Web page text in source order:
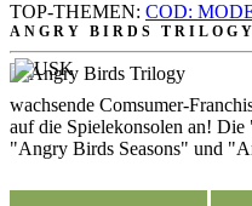
TOP-THEMEN: COD:
ANGRY BIRDS TRILOGY
wachsende Comsumer-
auf die Spielekonsolen an!
"Angry Birds Seasons" und